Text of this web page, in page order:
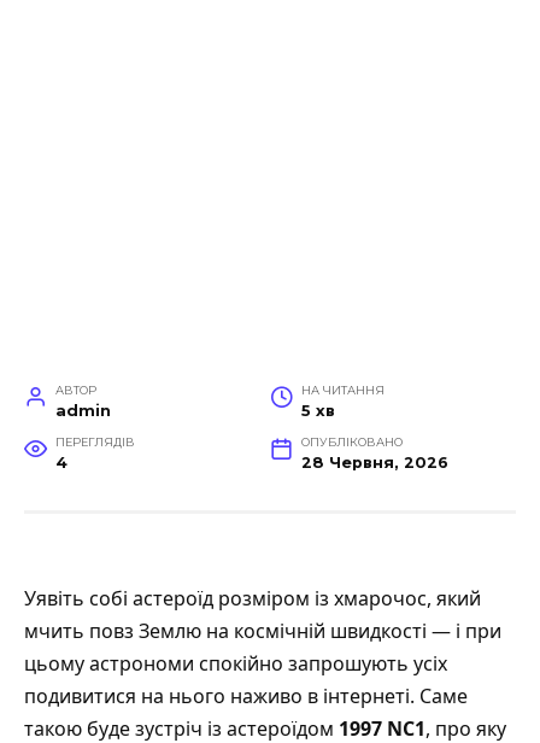
АВТОР
admin
НА ЧИТАННЯ
5 хв
ПЕРЕГЛЯДІВ
4
ОПУБЛІКОВАНО
28 Червня, 2026
Уявіть собі астероїд розміром із хмарочос, який
мчить повз Землю на космічній швидкості — і при
цьому астрономи спокійно запрошують усіх
подивитися на нього наживо в інтернеті. Саме
такою буде зустріч із астероїдом 1997 NC1, про яку